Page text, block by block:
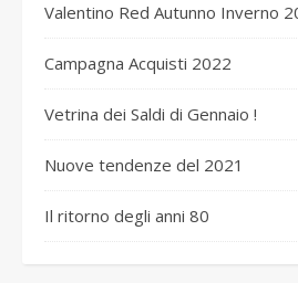
Valentino Red Autunno Inverno
Campagna Acquisti 2022
Vetrina dei Saldi di Gennaio !
Nuove tendenze del 2021
Il ritorno degli anni 80